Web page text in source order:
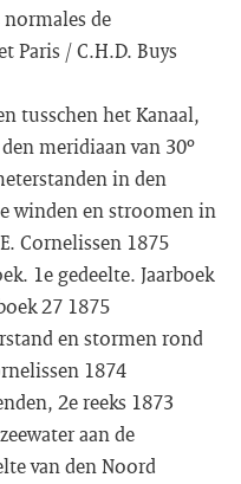
de
Paris / C.H.D. Buys
tusschen het Kanaal,
meridiaan van 30º
in den
winden en stroomen in
Cornelissen 1875
1e gedeelte. Jaarboek
27 1875
en stormen rond
1874
2e reeks 1873
aan de
van den Noord